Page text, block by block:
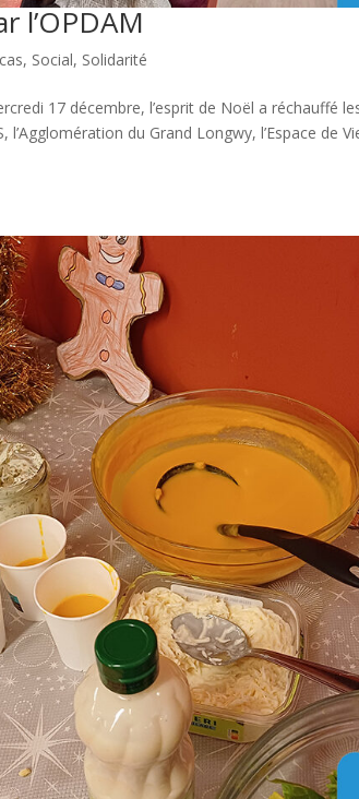
l’OPDAM
, Social, Solidarité
17 décembre, l’esprit de Noël a réchauffé
l’Agglomération du Grand Longwy, l’Espace de